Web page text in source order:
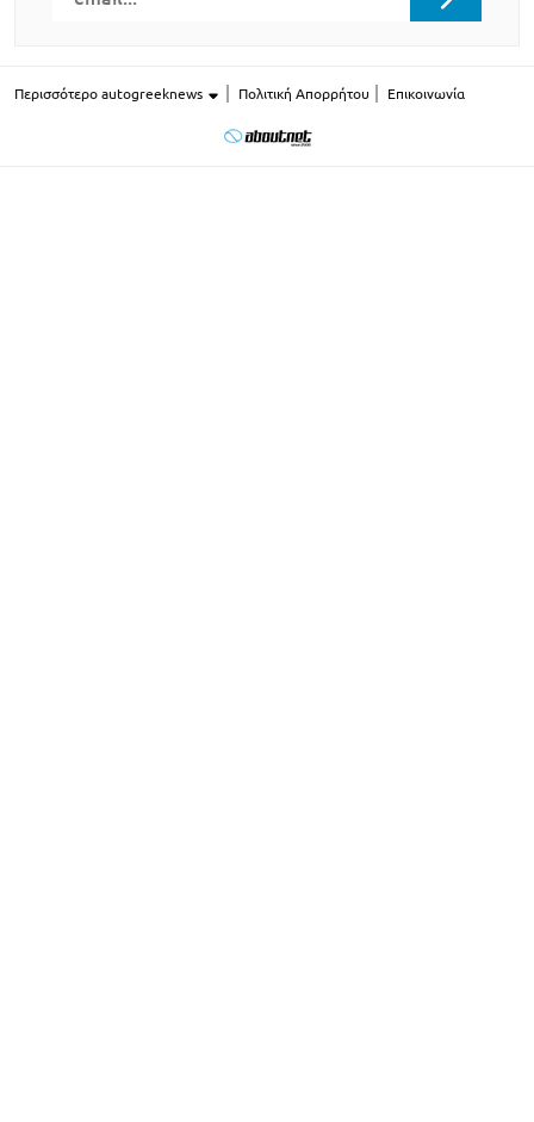
Περισσότερο autogreeknews Πολιτική Απορρήτου Επικοινωνία